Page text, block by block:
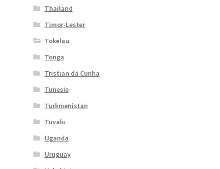
Thailand
Timor-Lester
Tokelau
Tonga
Tristian da Cunha
Tunesie
Turkmenistan
Tuvalu
Uganda
Uruguay